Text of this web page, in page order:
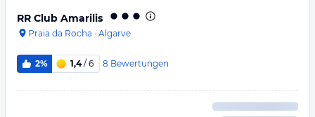
RR Club Amarilis
Praia da Rocha · Algarve
2% 1,4/ 6 8 Bewertungen